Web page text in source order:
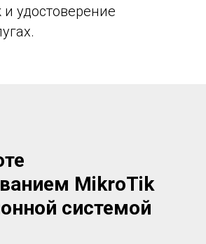
и удостоверение
MikroTik
системой